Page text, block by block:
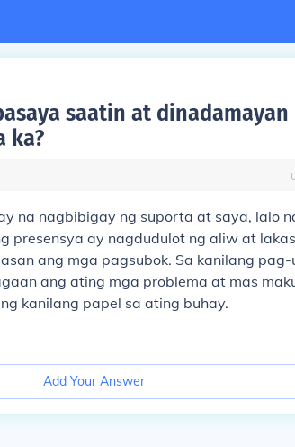
saatin at dinadamayan
ka?
na nagbibigay ng suporta at saya, lalo
presensya ay nagdudulot ng aliw at
ang mga pagsubok. Sa kanilang
ang ating mga problema at mas
kanilang papel sa ating buhay.
Add Your Answer